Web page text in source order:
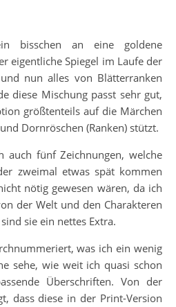
bisschen an eine goldene
eigentliche Spiegel im Laufe der
nun alles von Blätterranken
diese Mischung passt sehr gut,
größtenteils auf die Märchen
Dornröschen (Ranken) stützt.
auch fünf Zeichnungen, welche
zweimal etwas spät kommen
nötig gewesen wären, da ich
der Welt und den Charakteren
sie ein nettes Extra.
was ich ein wenig
sehe, wie weit ich quasi schon
Überschriften. Von der
dass diese in der Print-Version